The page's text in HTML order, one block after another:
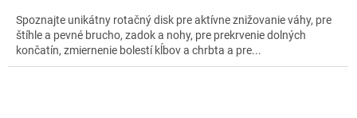
Spoznajte unikátny rotačný disk pre aktívne znižovanie váhy, pre
štíhle a pevné brucho, zadok a nohy, pre prekrvenie dolných
končatín, zmiernenie bolestí kĺbov a chrbta a pre...